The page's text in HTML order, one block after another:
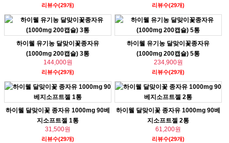
리뷰수(29개) 리뷰수(29개)
하이웰 유기농 달맞이꽃종자유
(1000mg 200캡슐) 3통
144,000원
리뷰수(29개)
하이웰 유기농 달맞이꽃종자유
(1000mg 200캡슐) 5통
234,900원
리뷰수(29개)
하이웰 달맞이꽃 종자유 1000mg 90베
지소프트젤 1통
31,500원
리뷰수(29개)
하이웰 달맞이꽃 종자유 1000mg 90베
지소프트젤 2통
61,200원
리뷰수(29개)